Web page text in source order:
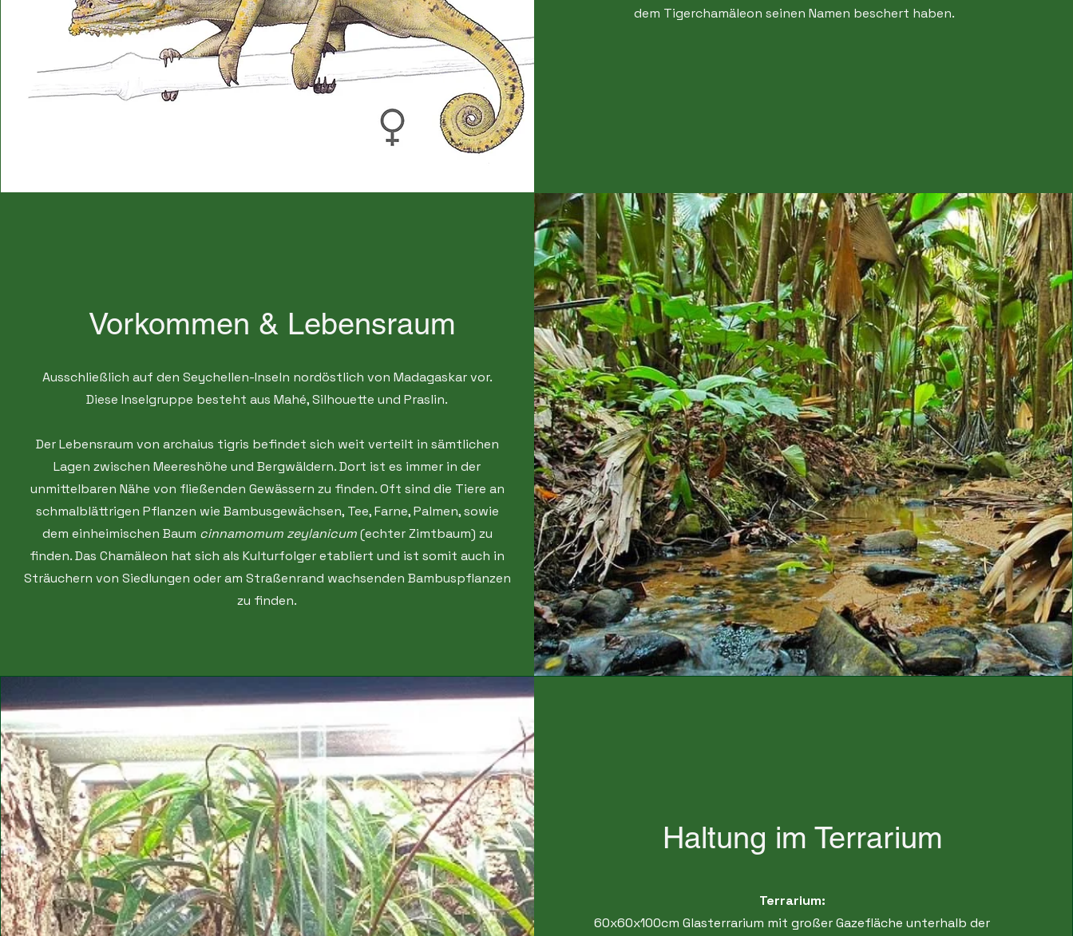
dem Tigerchamäleon seinen Namen beschert haben.
Vorkommen & Lebensraum
Ausschließlich auf den Seychellen-Inseln nordöstlich von Madagaskar vor.
Diese Inselgruppe besteht aus Mahé, Silhouette und Praslin.
Der Lebensraum von archaius tigris befindet sich weit verteilt in sämtlichen
Lagen zwischen Meereshöhe und Bergwäldern. Dort ist es immer in der
unmittelbaren Nähe von fließenden Gewässern zu finden. Oft sind die Tiere an
schmalblättrigen Pflanzen wie Bambusgewächsen, Tee, Farne, Palmen, sowie
dem einheimischen Baum cinnamomum zeylanicum(echter Zimtbaum) zu
finden. Das Chamäleon hat sich als Kulturfolger etabliert und ist somit auch in
Sträuchern von Siedlungen oder am Straßenrand wachsenden Bambuspflanzen
zu finden.
Haltung im Terrarium
Terrarium:
60x60x100cm Glasterrarium mit großer Gazefläche unterhalb der